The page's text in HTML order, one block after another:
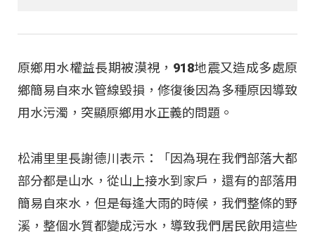
原鄉用水權益長期被漠視，918地震又造成多處原
鄉簡易自來水管線毀損，修復後因為多種原因導致
用水污濁，突顯原鄉用水正義的問題。
松浦里里長謝德川表示：「因為現在我們部落大都
部分都是山水，從山上接水到家戶，還有的部落用
簡易自來水，但是每逢大雨的時候，我們整條的野
溪，整個水質都變成污水，導致我們居民飲用這些